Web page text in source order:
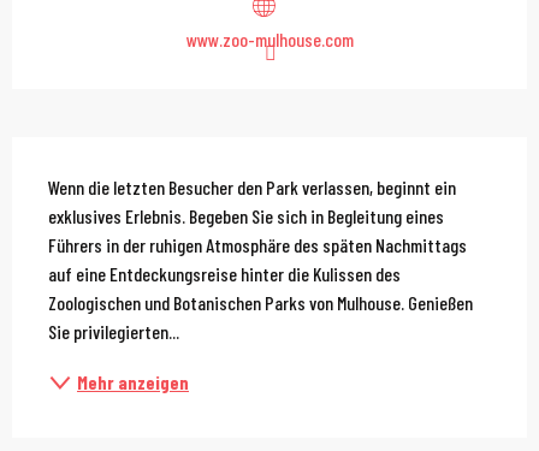
www.zoo-mulhouse.com
Beschreibung
Wenn die letzten Besucher den Park verlassen, beginnt ein
exklusives Erlebnis. Begeben Sie sich in Begleitung eines
Führers in der ruhigen Atmosphäre des späten Nachmittags
auf eine Entdeckungsreise hinter die Kulissen des
Zoologischen und Botanischen Parks von Mulhouse. Genießen
Sie privilegierten...
Mehr anzeigen